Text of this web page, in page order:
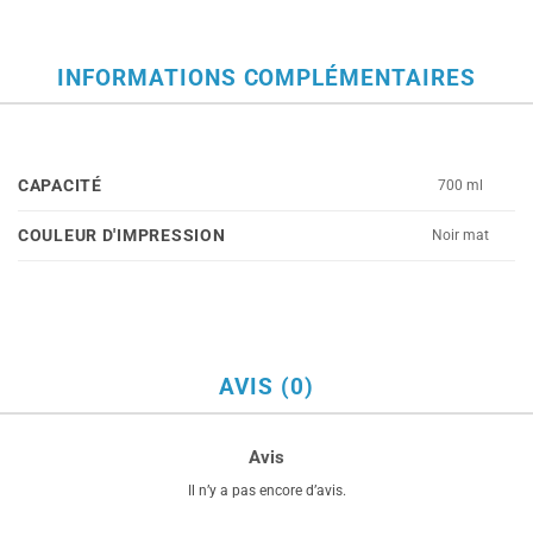
INFORMATIONS COMPLÉMENTAIRES
CAPACITÉ 700 ml
COULEUR D'IMPRESSION Noir mat
AVIS (0)
Avis
Il n’y a pas encore d’avis.